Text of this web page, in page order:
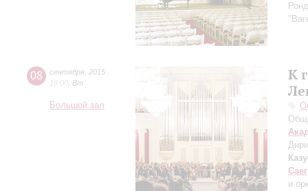
08 сентября 2015
19:00 Вт
Большой зал
К
и